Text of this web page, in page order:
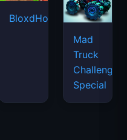
BloxdHop.io
Mad
Truck
Challenge
Special